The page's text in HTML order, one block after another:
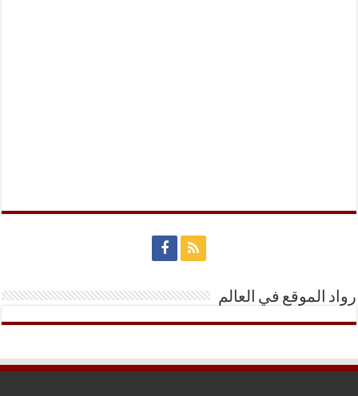
رواد الموقع في العالم